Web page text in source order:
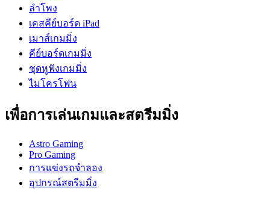
ลำโพง
เคสคีย์บอร์ด iPad
เมาส์เกมมิ่ง
คีย์บอร์ดเกมมิ่ง
ชุดหูฟังเกมมิ่ง
ไมโครโฟน
เพื่อการเล่นเกมและสตรีมมิ่ง
Astro Gaming
Pro Gaming
การแข่งรถจำลอง
อุปกรณ์สตรีมมิ่ง